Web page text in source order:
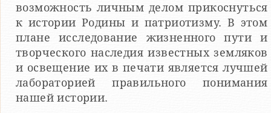
возможность личным делом прикоснуться
к истории Родины и патриотизму. В этом
плане исследование жизненного пути и
творческого наследия известных земляков
и освещение их в печати является лучшей
лабораторией правильного понимания
нашей истории.